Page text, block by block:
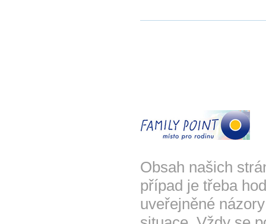
Obsah našich
případ je třeba
uveřejněné